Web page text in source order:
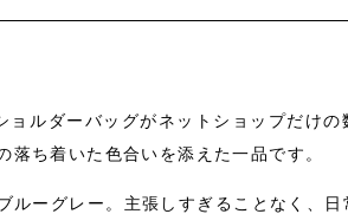
ョルダーバッグがネットショップだけの
落ち着いた色合いを添えた一品です。
ルーグレー。主張しすぎることなく、